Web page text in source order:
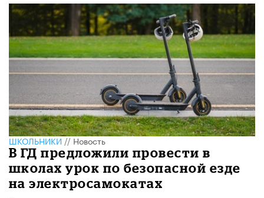
ШКОЛЬНИКИ//Новость
В ГД предложили провести в
школах урок по безопасной езде
на электросамокатах